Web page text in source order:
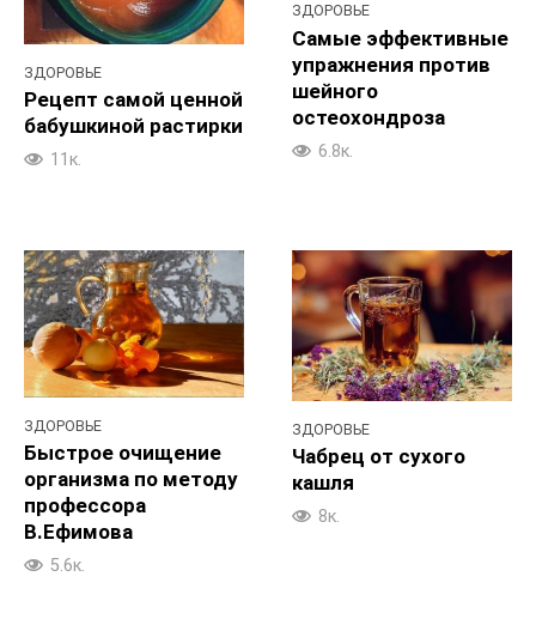
ЗДОРОВЬЕ
Рецепт самой ценной
бабушкиной растирки
11к.
ЗДОРОВЬЕ
Самые эффективные
упражнения против
шейного
остеохондроза
6.8к.
ЗДОРОВЬЕ
Быстрое очищение
организма по методу
профессора
В.Ефимова
5.6к.
ЗДОРОВЬЕ
Чабрец от сухого
кашля
8к.